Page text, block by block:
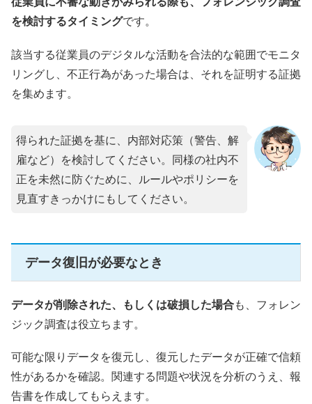
を検討するタイミングです。
該当する従業員のデジタルな活動を合法的な範囲でモニタ
リングし、不正行為があった場合は、それを証明する証拠
を集めます。
得られた証拠を基に、内部対応策（警告、解
雇など）を検討してください。同様の社内不
正を未然に防ぐために、ルールやポリシーを
見直すきっかけにもしてください。
データ復旧が必要なとき
データが削除された、もしくは破損した場合も、フォレン
ジック調査は役立ちます。
可能な限りデータを復元し、復元したデータが正確で信頼
性があるかを確認。関連する問題や状況を分析のうえ、報
告書を作成してもらえます。